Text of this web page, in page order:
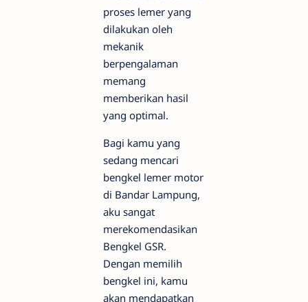
proses lemer yang
dilakukan oleh
mekanik
berpengalaman
memang
memberikan hasil
yang optimal.
Bagi kamu yang
sedang mencari
bengkel lemer motor
di Bandar Lampung,
aku sangat
merekomendasikan
Bengkel GSR.
Dengan memilih
bengkel ini, kamu
akan mendapatkan